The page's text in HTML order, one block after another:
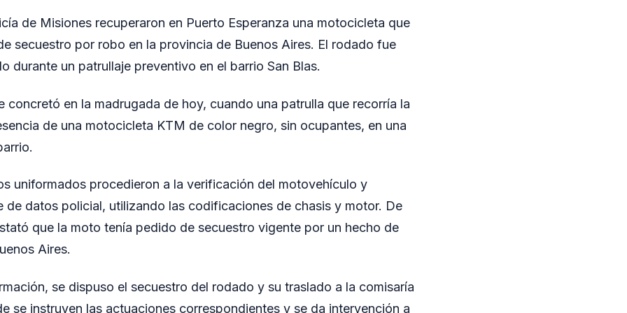
de Misiones recuperaron en Puerto Esperanza una motocicleta que
secuestro por robo en la provincia de Buenos Aires. El rodado fue
durante un patrullaje preventivo en el barrio San Blas.
concretó en la madrugada de hoy, cuando una patrulla que recorría la
de una motocicleta KTM de color negro, sin ocupantes, en una
uniformados procedieron a la verificación del motovehículo y
de datos policial, utilizando las codificaciones de chasis y motor. De
que la moto tenía pedido de secuestro vigente por un hecho de
Aires.
se dispuso el secuestro del rodado y su traslado a la comisaría
se instruyen las actuaciones correspondientes y se da intervención a